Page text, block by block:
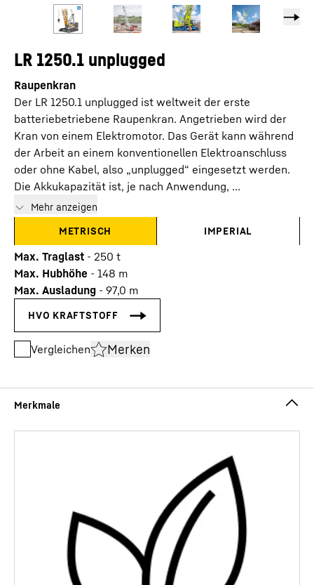
LR 1250.1 unplugged
Raupenkran
Der LR 1250.1 unplugged ist weltweit der erste
batteriebetriebene Raupenkran. Angetrieben wird der
Kran von einem Elektromotor. Das Gerät kann während
der Arbeit an einem konventionellen Elektroanschluss
oder ohne Kabel, also „unplugged“ eingesetzt werden.
Die Akkukapazität ist, je nach Anwendung, ...
Mehr anzeigen
METRISCH
IMPERIAL
Max. Traglast - 250 t
Max. Hubhöhe - 148 m
Max. Ausladung - 97,0 m
Vergleichen Merken